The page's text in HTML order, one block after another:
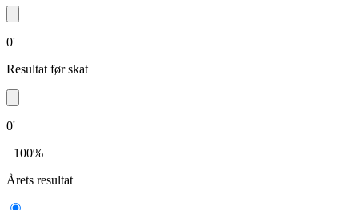
0'
Resultat før skat
0'
+100%
Årets resultat